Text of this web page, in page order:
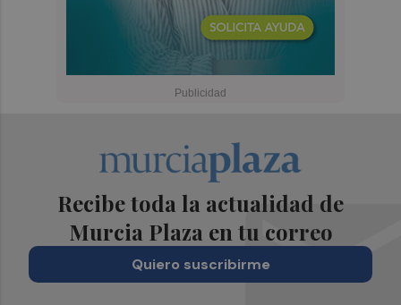
Recibe toda la actualidad de
Murcia Plaza en tu correo
Quiero suscribirme